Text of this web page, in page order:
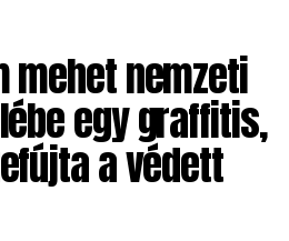
mehet nemzeti
egy graffitis,
a védett